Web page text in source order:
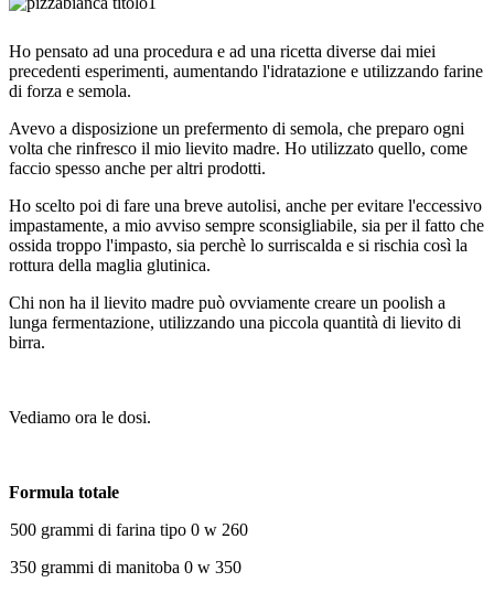
Ho pensato ad una procedura e ad una ricetta diverse dai miei
precedenti esperimenti, aumentando l'idratazione e utilizzando farine
di forza e semola.
Avevo a disposizione un prefermento di semola, che preparo ogni
volta che rinfresco il mio lievito madre. Ho utilizzato quello, come
faccio spesso anche per altri prodotti.
Ho scelto poi di fare una breve autolisi, anche per evitare l'eccessivo
impastamente, a mio avviso sempre sconsigliabile, sia per il fatto che
ossida troppo l'impasto, sia perchè lo surriscalda e si rischia così la
rottura della maglia glutinica.
Chi non ha il lievito madre può ovviamente creare un poolish a
lunga fermentazione, utilizzando una piccola quantità di lievito di
birra.
Vediamo ora le dosi.
Formula totale
500 grammi di farina tipo 0 w 260
350 grammi di manitoba 0 w 350